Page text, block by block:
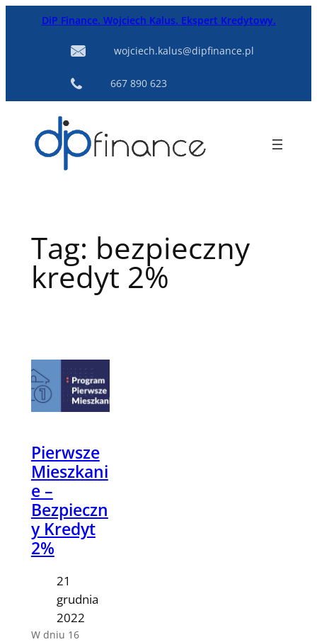
PrzejdźDiP Finance. Wojciech Kalus. Ekspert Kredytowy.
wojciech.kalus@dipfinance.pl
667 890 623
Tag: bezpieczny
kredyt 2%
Pierwsze
Mieszkani
e –
Bezpieczn
y Kredyt
2%
21
grudnia
2022
W dniu 16